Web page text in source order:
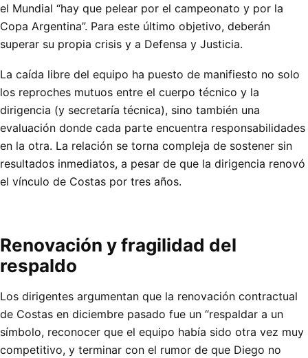
el Mundial “hay que pelear por el campeonato y por la
Copa Argentina”. Para este último objetivo, deberán
superar su propia crisis y a Defensa y Justicia.
La caída libre del equipo ha puesto de manifiesto no solo
los reproches mutuos entre el cuerpo técnico y la
dirigencia (y secretaría técnica), sino también una
evaluación donde cada parte encuentra responsabilidades
en la otra. La relación se torna compleja de sostener sin
resultados inmediatos, a pesar de que la dirigencia renovó
el vínculo de Costas por tres años.
Renovación y fragilidad del
respaldo
Los dirigentes argumentan que la renovación contractual
de Costas en diciembre pasado fue un “respaldar a un
símbolo, reconocer que el equipo había sido otra vez muy
competitivo, y terminar con el rumor de que Diego no